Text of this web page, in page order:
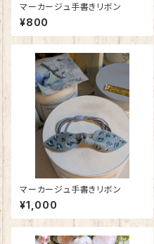
マーカージュ手書きリボン
¥800
マーカージュ手書きリボン
¥1,000